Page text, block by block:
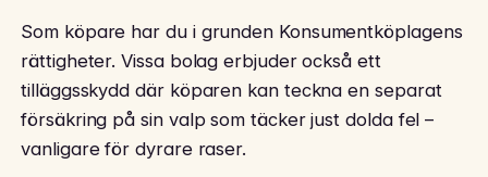
Som köpare har du i grunden Konsumentköplagens
rättigheter. Vissa bolag erbjuder också ett
tilläggsskydd där köparen kan teckna en separat
försäkring på sin valp som täcker just dolda fel –
vanligare för dyrare raser.